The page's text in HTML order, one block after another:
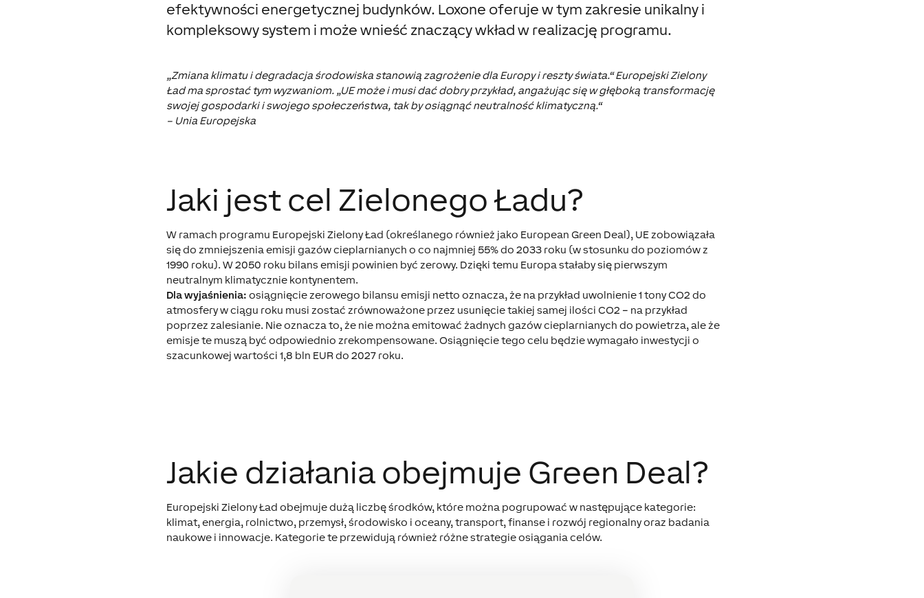
efektywności energetycznej budynków. Loxone oferuje w tym zakresie unikalny i
kompleksowy system i może wnieść znaczący wkład w realizację programu.
„Zmiana klimatu i degradacja środowiska stanowią zagrożenie dla Europy i reszty świata.“ Europejski Zielony
Ład ma sprostać tym wyzwaniom. „UE może i musi dać dobry przykład, angażując się w głęboką transformację
swojej gospodarki i swojego społeczeństwa, tak by osiągnąć neutralność klimatyczną.“
– Unia Europejska
Jaki jest cel Zielonego Ładu?
W ramach programu Europejski Zielony Ład (określanego również jako European Green Deal), UE zobowiązała
się do zmniejszenia emisji gazów cieplarnianych o co najmniej 55% do 2033 roku (w stosunku do poziomów z
1990 roku). W 2050 roku bilans emisji powinien być zerowy. Dzięki temu Europa stałaby się pierwszym
neutralnym klimatycznie kontynentem.
Dla wyjaśnienia: osiągnięcie zerowego bilansu emisji netto oznacza, że na przykład uwolnienie 1 tony CO2 do
atmosfery w ciągu roku musi zostać zrównoważone przez usunięcie takiej samej ilości CO2 – na przykład
poprzez zalesianie. Nie oznacza to, że nie można emitować żadnych gazów cieplarnianych do powietrza, ale że
emisje te muszą być odpowiednio zrekompensowane. Osiągnięcie tego celu będzie wymagało inwestycji o
szacunkowej wartości 1,8 bln EUR do 2027 roku.
Jakie działania obejmuje Green Deal?
Europejski Zielony Ład obejmuje dużą liczbę środków, które można pogrupować w następujące kategorie:
klimat, energia, rolnictwo, przemysł, środowisko i oceany, transport, finanse i rozwój regionalny oraz badania
naukowe i innowacje. Kategorie te przewidują również różne strategie osiągania celów.